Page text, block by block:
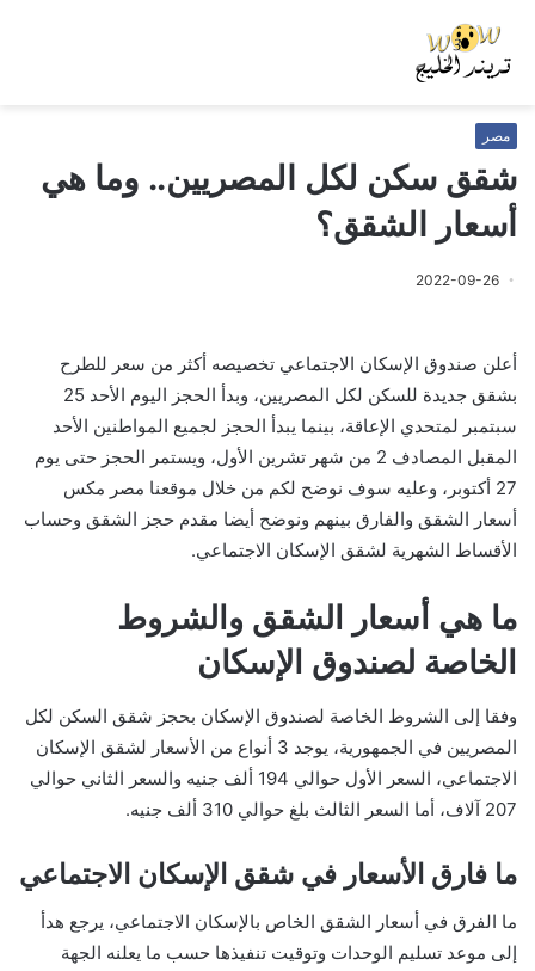
مصر
شقق سكن لكل المصريين.. وما هي
أسعار الشقق؟
2022-09-26
أعلن صندوق الإسكان الاجتماعي تخصيصه أكثر من سعر للطرح
بشقق جديدة للسكن لكل المصريين، وبدأ الحجز اليوم الأحد 25
سبتمبر لمتحدي الإعاقة، بينما يبدأ الحجز لجميع المواطنين الأحد
المقبل المصادف 2 من شهر تشرين الأول، ويستمر الحجز حتى يوم
27 أكتوبر، وعليه سوف نوضح لكم من خلال موقعنا مصر مكس
أسعار الشقق والفارق بينهم ونوضح أيضا مقدم حجز الشقق وحساب
الأقساط الشهرية لشقق الإسكان الاجتماعي.
ما هي أسعار الشقق والشروط
الخاصة لصندوق الإسكان
وفقا إلى الشروط الخاصة لصندوق الإسكان بحجز شقق السكن لكل
المصريين في الجمهورية، يوجد 3 أنواع من الأسعار لشقق الإسكان
الاجتماعي، السعر الأول حوالي 194 ألف جنيه والسعر الثاني حوالي
207 آلاف، أما السعر الثالث بلغ حوالي 310 ألف جنيه.
‏ما فارق الأسعار في شقق الإسكان الاجتماعي
ما الفرق في أسعار الشقق الخاص بالإسكان الاجتماعي، يرجع هدأ
إلى موعد تسليم الوحدات وتوقيت تنفيذها حسب ما يعلنه الجهة